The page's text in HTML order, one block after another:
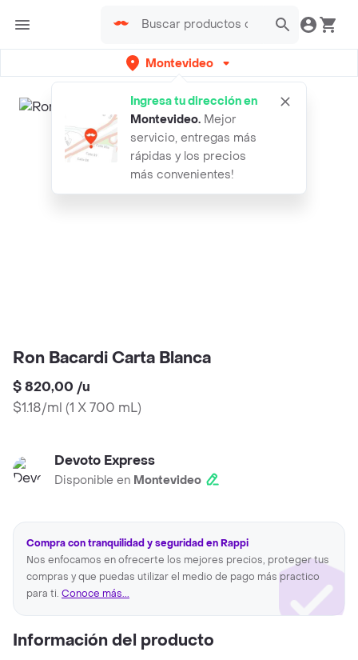
Montevideo
Ingresa tu dirección en
Montevideo. Mejor
servicio, entregas más
rápidas y los precios
más convenientes!
Ron Bacardi Carta Blanca
$ 820,00 /u
$1.18/ml (1 X 700 mL)
Devoto Express
Disponible en Montevideo
Compra con tranquilidad y seguridad en Rappi
Nos enfocamos en ofrecerte los mejores precios, proteger tus
compras y que puedas utilizar el medio de pago más practico
para ti. Conoce más...
Información del producto